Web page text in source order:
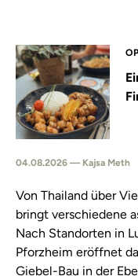
04.08.2026 — Kajsa Meth
Von Thailand über
bringt verschiedene
Nach Standorten in
Pforzheim eröffnet
Giebel-Bau in der